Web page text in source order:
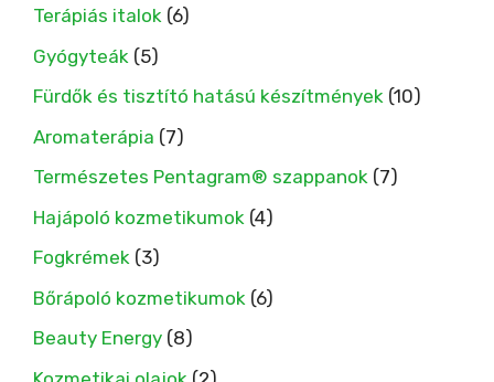
Terápiás italok (6)
Gyógyteák (5)
Fürdők és tisztító hatású készítmények (10)
Aromaterápia (7)
Természetes Pentagram® szappanok (7)
Hajápoló kozmetikumok (4)
Fogkrémek (3)
Bőrápoló kozmetikumok (6)
Beauty Energy (8)